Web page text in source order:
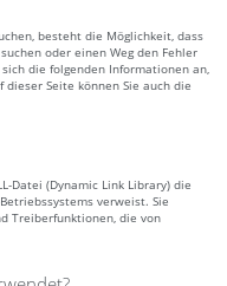
besteht die Möglichkeit, dass
oder einen Weg den Fehler
die folgenden Informationen an,
Seite können Sie auch die
Datei (Dynamic Link Library) die
verweist. Sie
Treiberfunktionen, die von